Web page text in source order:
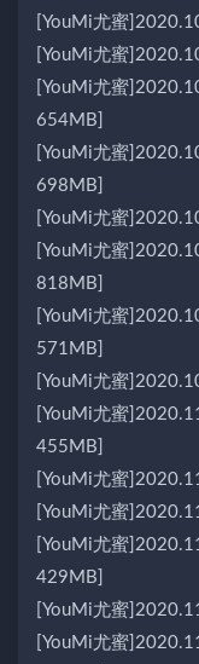
[YouMi尤蜜
[YouMi尤蜜
[YouMi尤蜜
654MB]
[YouMi尤蜜
698MB]
[YouMi尤蜜
[YouMi尤蜜
818MB]
[YouMi尤蜜
571MB]
[YouMi尤蜜
[YouMi尤蜜
455MB]
[YouMi尤蜜
[YouMi尤蜜
[YouMi尤蜜
429MB]
[YouMi尤蜜
[YouMi尤蜜